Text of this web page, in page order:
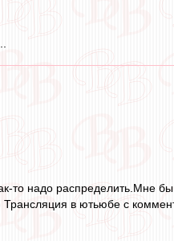
то надо распределить.Мне
Трансляция в ютьюбе с